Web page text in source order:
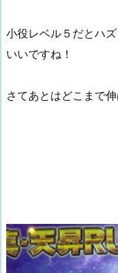
小役レベル５だとハ
いいですね！
さてあとはどこまで